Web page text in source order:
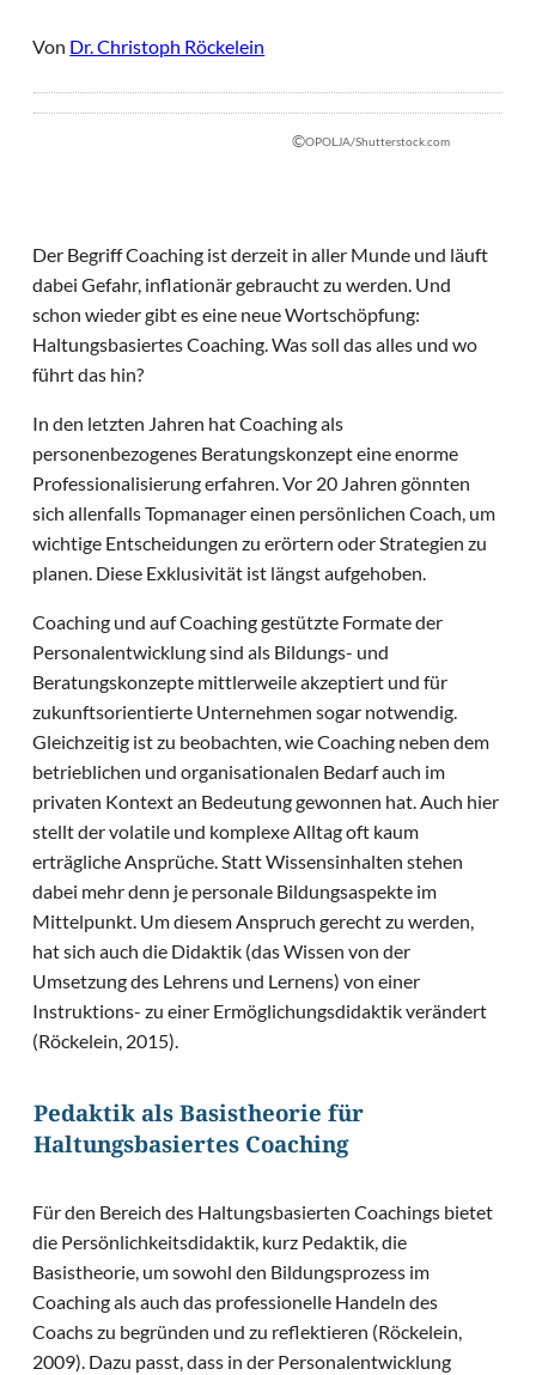
Von Dr. Christoph Röckelein
©OPOLJA/Shutterstock.com
Der Begriff Coaching ist derzeit in aller Munde und läuft
dabei Gefahr, inflationär gebraucht zu werden. Und
schon wieder gibt es eine neue Wortschöpfung:
Haltungsbasiertes Coaching. Was soll das alles und wo
führt das hin?
In den letzten Jahren hat Coaching als
personenbezogenes Beratungskonzept eine enorme
Professionalisierung erfahren. Vor 20 Jahren gönnten
sich allenfalls Topmanager einen persönlichen Coach, um
wichtige Entscheidungen zu erörtern oder Strategien zu
planen. Diese Exklusivität ist längst aufgehoben.
Coaching und auf Coaching gestützte Formate der
Personalentwicklung sind als Bildungs- und
Beratungskonzepte mittlerweile akzeptiert und für
zukunftsorientierte Unternehmen sogar notwendig.
Gleichzeitig ist zu beobachten, wie Coaching neben dem
betrieblichen und organisationalen Bedarf auch im
privaten Kontext an Bedeutung gewonnen hat. Auch hier
stellt der volatile und komplexe Alltag oft kaum
erträgliche Ansprüche. Statt Wissensinhalten stehen
dabei mehr denn je personale Bildungsaspekte im
Mittelpunkt. Um diesem Anspruch gerecht zu werden,
hat sich auch die Didaktik (das Wissen von der
Umsetzung des Lehrens und Lernens) von einer
Instruktions- zu einer Ermöglichungsdidaktik verändert
(Röckelein, 2015).
Pedaktik als Basistheorie für
Haltungsbasiertes Coaching
Für den Bereich des Haltungsbasierten Coachings bietet
die Persönlichkeitsdidaktik, kurz Pedaktik, die
Basistheorie, um sowohl den Bildungsprozess im
Coaching als auch das professionelle Handeln des
Coachs zu begründen und zu reflektieren (Röckelein,
2009). Dazu passt, dass in der Personalentwicklung